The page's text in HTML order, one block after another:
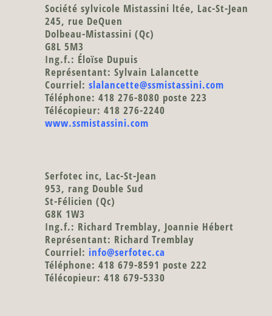
Société sylvicole Mistassini ltée, Lac-St-Jean
245, rue DeQuen
Dolbeau-Mistassini (Qc)
G8L 5M3
Ing.f.: Éloïse Dupuis
Représentant: Sylvain Lalancette
Courriel:slalancette@ssmistassini.com
Téléphone: 418 276-8080 poste 223
Télécopieur: 418 276-2240
www.ssmistassini.com
Serfotec inc, Lac-St-Jean
953, rang Double Sud
St-Félicien (Qc)
G8K 1W3
Ing.f.: Richard Tremblay, Joannie Hébert
Représentant: Richard Tremblay
Courriel: info@serfotec.ca
Téléphone: 418 679-8591 poste 222
Télécopieur: 418 679-5330